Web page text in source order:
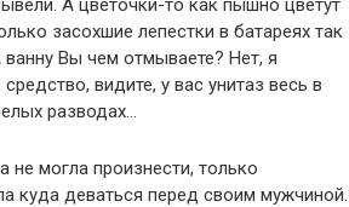
А цветочки-то как пышно цветут
засохшие лепестки в батареях так
Вы чем отмываете? Нет, я
видите, у вас унитаз весь в
разводах…
не могла произнести, только
куда деваться перед своим мужчиной.